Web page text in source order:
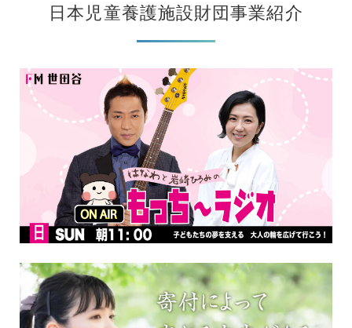
日本児童養護施設財団事業紹介